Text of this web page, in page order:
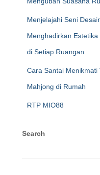
Menjelajahi Seni
Menghadirkan
di Setiap Ruangan
Cara Santai
Mahjong di Rumah
RTP MIO88
Search